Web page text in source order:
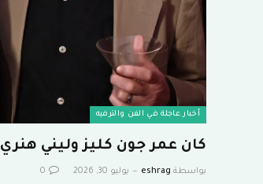
أخبار عاجلة في الفن والترفيه
كان عمر جون كليز وليني هنري
بواسطة eshrag يوليو 30, 2026 0